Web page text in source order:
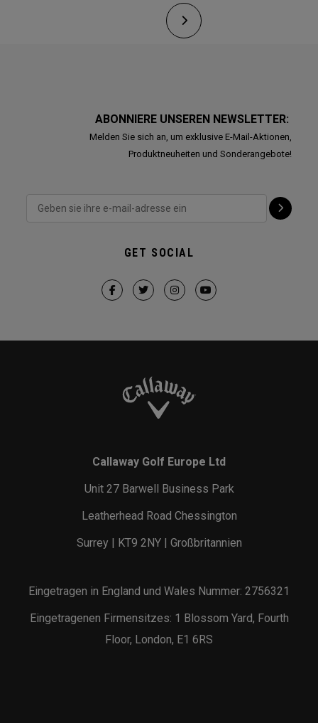
ABONNIERE UNSEREN NEWSLETTER:
Melden Sie sich an, um exklusive E-Mail-Aktionen,
Produktneuheiten und Sonderangebote!
GET SOCIAL
Callaway Golf Europe Ltd
Unit 27 Barwell Business Park
Leatherhead Road Chessington
Surrey | KT9 2NY | Großbritannien
Eingetragen in England und Wales Nummer: 2756321
Eingetragenen Firmensitzes: 1 Blossom Yard, Fourth
Floor, London, E1 6RS